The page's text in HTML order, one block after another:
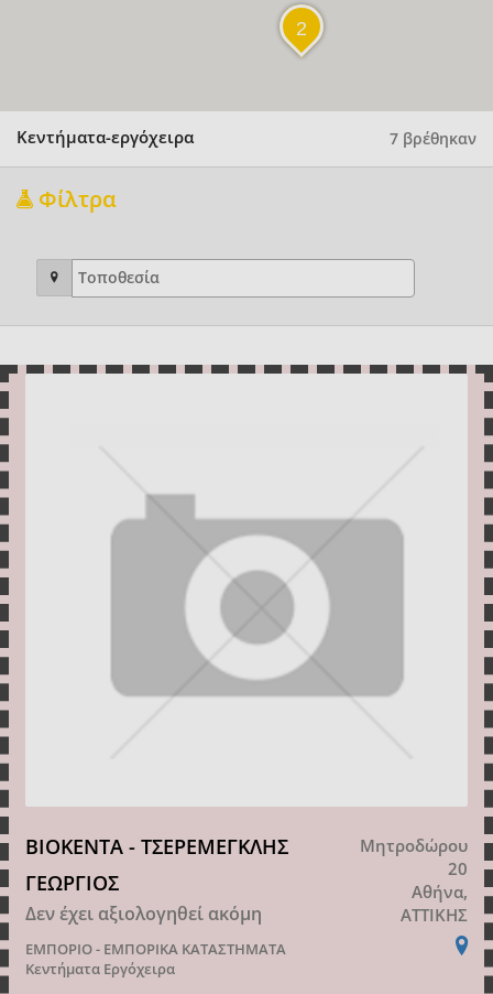
Κεντήματα-εργόχειρα 7 βρέθηκαν
Φίλτρα
BIOKENTA - ΤΣΕΡΕΜΕΓΚΛΗΣ
ΓΕΩΡΓΙΟΣ
Δεν έχει αξιολογηθεί ακόμη
ΕΜΠΟΡΙΟ - ΕΜΠΟΡΙΚΑ ΚΑΤΑΣΤΗΜΑΤΑ
Κεντήματα Εργόχειρα
Μητροδώρου
20
Αθήνα,
ΑΤΤΙΚΗΣ
2